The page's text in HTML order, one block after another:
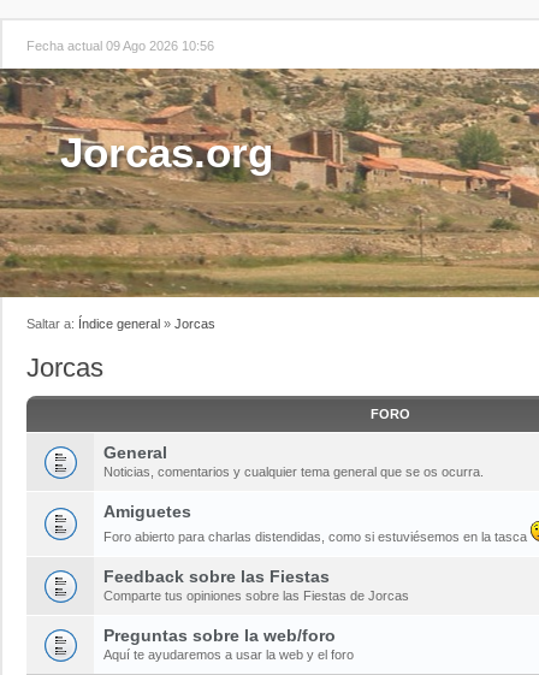
Fecha actual 09 Ago 2026 10:56
Jorcas.org
Saltar a: Índice general » Jorcas
Jorcas
FORO
General
Noticias, comentarios y cualquier tema general que se os ocurra.
Amiguetes
Foro abierto para charlas distendidas, como si estuviésemos en la tasca
Feedback sobre las Fiestas
Comparte tus opiniones sobre las Fiestas de Jorcas
Preguntas sobre la web/foro
Aquí te ayudaremos a usar la web y el foro